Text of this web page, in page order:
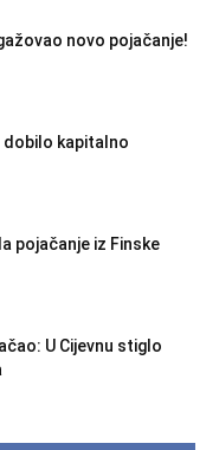
novo pojačanje!
dobilo kapitalno
pojačanje iz Finske
U Cijevnu stiglo